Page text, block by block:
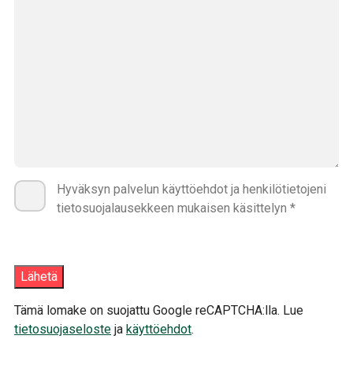
Hyväksyn palvelun käyttöehdot ja henkilötietojeni
tietosuojalausekkeen mukaisen käsittelyn *
Tämä lomake on suojattu Google reCAPTCHA:lla. Lue
tietosuojaseloste ja käyttöehdot.